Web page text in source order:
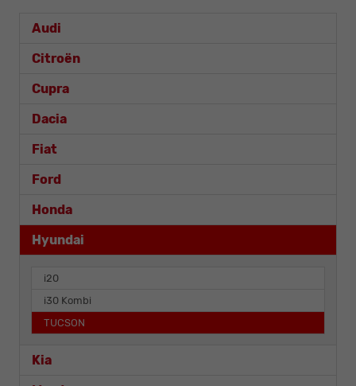
Audi
Citroën
Cupra
Dacia
Fiat
Ford
Honda
Hyundai
i20
i30 Kombi
TUCSON
Kia